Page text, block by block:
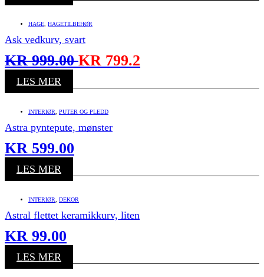
HAGE HAGETILBEHØR
Ask vedkurv, svart
KR999.00KR 799.2
LES MER
INTERIØR PUTER OG PLEDD
Astra pyntepute, mønster
KR 599.00
LES MER
INTERIØR DEKOR
Astral flettet keramikkurv, liten
KR 99.00
LES MER